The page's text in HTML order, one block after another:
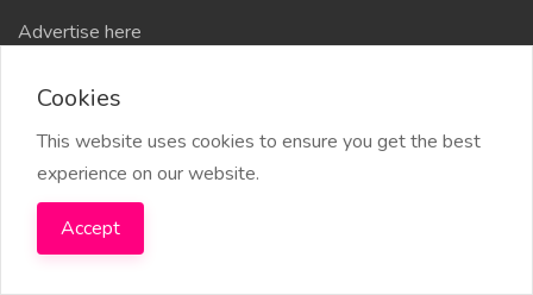
Advertise here
Site-Map
Cookies
This website uses cookies to ensure you get the best
experience on our website.
Accept